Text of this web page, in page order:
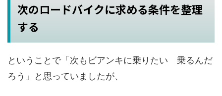
次のロードバイクに求める条件を整理
する
ということで「次もビアンキに乗りたい 乗るんだ
ろう」と思っていましたが、